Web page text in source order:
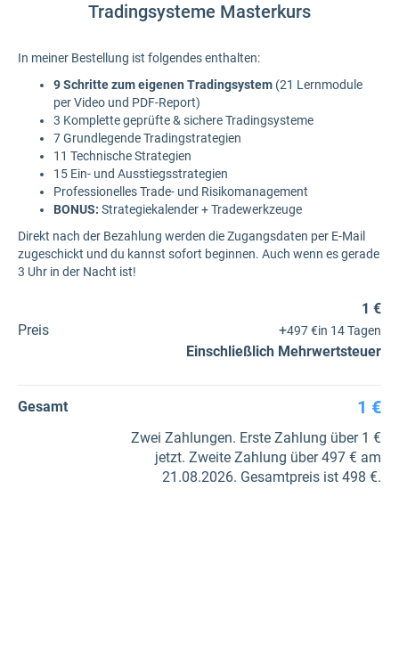
Tradingsysteme Masterkurs
In meiner Bestellung ist folgendes enthalten:
9 Schritte zum eigenen Tradingsystem (21 Lernmodule
per Video und PDF-Report)
3 Komplette geprüfte & sichere Tradingsysteme
7 Grundlegende Tradingstrategien
11 Technische Strategien
15 Ein- und Ausstiegsstrategien
Professionelles Trade- und Risikomanagement
BONUS: Strategiekalender + Tradewerkzeuge
Direkt nach der Bezahlung werden die Zugangsdaten per E-Mail
zugeschickt und du kannst sofort beginnen. Auch wenn es gerade
3 Uhr in der Nacht ist!
Preis
1 €
+497 €in 14 Tagen
Einschließlich Mehrwertsteuer
Gesamt 1 €
Zwei Zahlungen. Erste Zahlung über 1 €
jetzt. Zweite Zahlung über 497 € am
21.08.2026. Gesamtpreis ist 498 €.